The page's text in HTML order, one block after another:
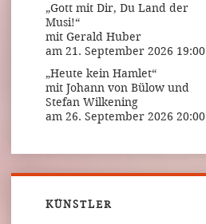
„Gott mit Dir, Du Land der
Musi!“
mit Gerald Huber
am 21. September 2026 19:00
„Heute kein Hamlet“
mit Johann von Bülow und
Stefan Wilkening
am 26. September 2026 20:00
KÜNSTLER